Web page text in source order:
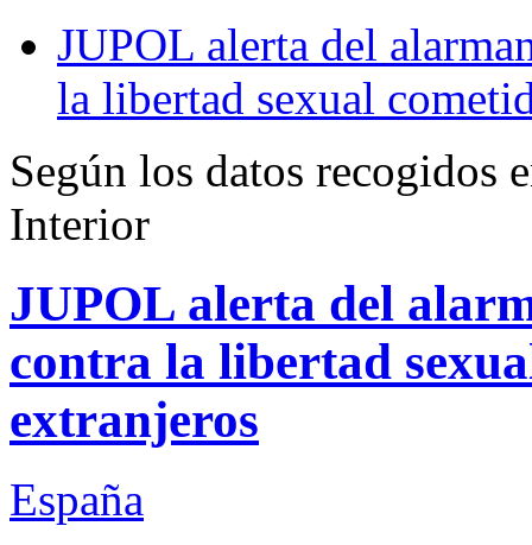
JUPOL alerta del
la libertad sexual
Según los datos
Interior
JUPOL alerta del
contra la libertad
extranjeros
España